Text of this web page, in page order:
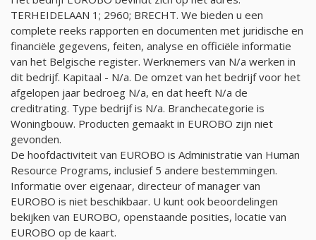
TERHEIDELAAN 1; 2960; BRECHT. We bieden u een
complete reeks rapporten en documenten met juridische en
financiële gegevens, feiten, analyse en officiële informatie
van het Belgische register. Werknemers van N/a werken in
dit bedrijf. Kapitaal - N/a. De omzet van het bedrijf voor het
afgelopen jaar bedroeg N/a, en dat heeft N/a de
creditrating. Type bedrijf is N/a. Branchecategorie is
Woningbouw. Producten gemaakt in EUROBO zijn niet
gevonden.
De hoofdactiviteit van EUROBO is Administratie van Human
Resource Programs, inclusief 5 andere bestemmingen.
Informatie over eigenaar, directeur of manager van
EUROBO is niet beschikbaar. U kunt ook beoordelingen
bekijken van EUROBO, openstaande posities, locatie van
EUROBO op de kaart.